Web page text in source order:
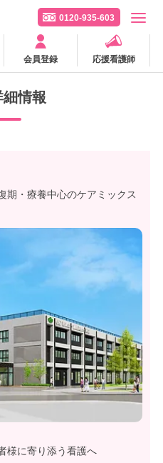
0120-935-603
会員登録 応援看護師
情報
期・療養中心のケアミックス
様に寄り添う看護へ